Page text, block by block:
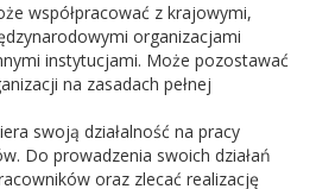
współpracować z krajowymi,
organizacjami
instytucjami. Może pozostawać
na zasadach pełnej
swoją działalność na pracy
Do prowadzenia swoich działań
oraz zlecać realizację